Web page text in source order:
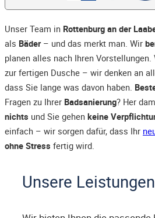
Unser Team in Rottenburg an der
als Bäder– und das merkt man. Wir
planen alles nach Ihren Vorstellungen.
zur fertigen Dusche – wir denken an
dass Sie lange was davon haben.
Fragen zu Ihrer Badsanierung? Her
nichts und Sie gehen keine
einfach – wir sorgen dafür, dass Ihr
ohne Stress fertig wird.
Unsere Leistungen